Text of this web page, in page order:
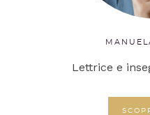
Lettrice e